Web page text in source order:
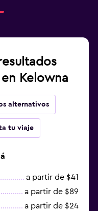
Kelowna
alternativos
tu viaje
a partir de $41
a partir de $89
a partir de $24